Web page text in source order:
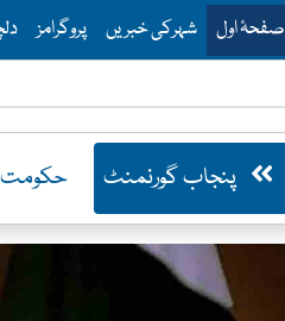
صفحۂ اولmenu for Lahore News
شہرکی خبریں پروگرامز
پنجاب گورنمنٹ حکومت